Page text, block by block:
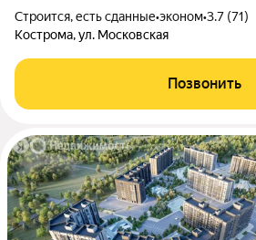
Строится, есть сданные•эконом•3.7 (71)
Кострома, ул. Московская
Позвонить